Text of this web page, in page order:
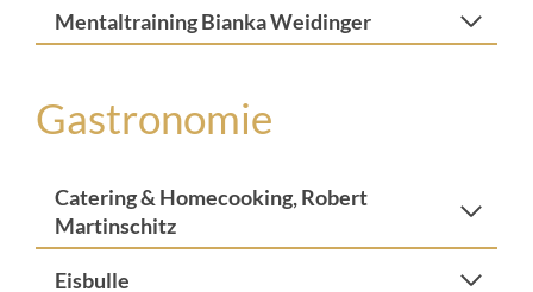
Mentaltraining Bianka Weidinger
Gastronomie
Catering & Homecooking, Robert
Martinschitz
Eisbulle